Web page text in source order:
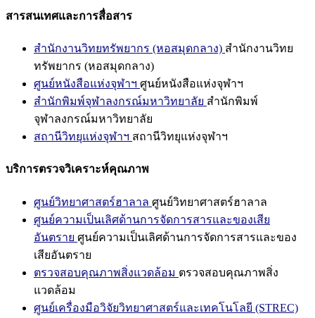
สารสนเทศและการสื่อสาร
สำนักงานวิทยทรัพยากร (หอสมุดกลาง) สำนักงานวิทย
ทรัพยากร (หอสมุดกลาง)
ศูนย์หนังสือแห่งจุฬาฯ ศูนย์หนังสือแห่งจุฬาฯ
สำนักพิมพ์จุฬาลงกรณ์มหาวิทยาลัย สำนักพิมพ์
จุฬาลงกรณ์มหาวิทยาลัย
สถานีวิทยุแห่งจุฬาฯ สถานีวิทยุแห่งจุฬาฯ
บริการตรวจวิเคราะห์คุณภาพ
ศูนย์วิทยาศาสตร์ฮาลาล ศูนย์วิทยาศาสตร์ฮาลาล
ศูนย์ความเป็นเลิศด้านการจัดการสารและของเสีย
อันตราย ศูนย์ความเป็นเลิศด้านการจัดการสารและของ
เสียอันตราย
ตรวจสอบคุณภาพสิ่งแวดล้อม ตรวจสอบคุณภาพสิ่ง
แวดล้อม
ศูนย์เครื่องมือวิจัยวิทยาศาสตร์และเทคโนโลยี (STREC)